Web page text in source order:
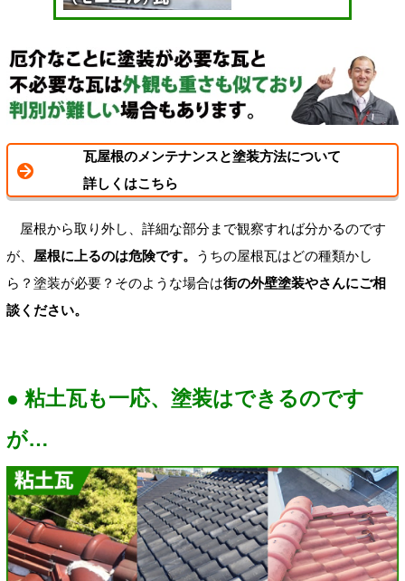
瓦屋根のメンテナンスと塗装方法について
詳しくはこちら
屋根から取り外し、詳細な部分まで観察すれば分かるのです
が、 屋根に上るのは危険です。
うちの屋根瓦はどの種類かし
ら？塗装が必要？そのような場合は街の外壁塗装やさんにご相
談ください。
● 粘土瓦も一応、塗装はできるのです
が…